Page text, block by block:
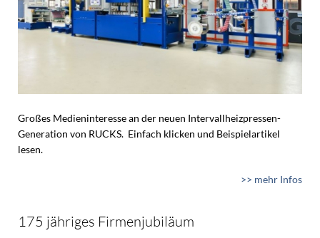
Großes Medieninteresse an der neuen Intervallheizpressen-
Generation von RUCKS. Einfach klicken und Beispielartikel
lesen.
>> mehr Infos
175 jähriges Firmenjubiläum